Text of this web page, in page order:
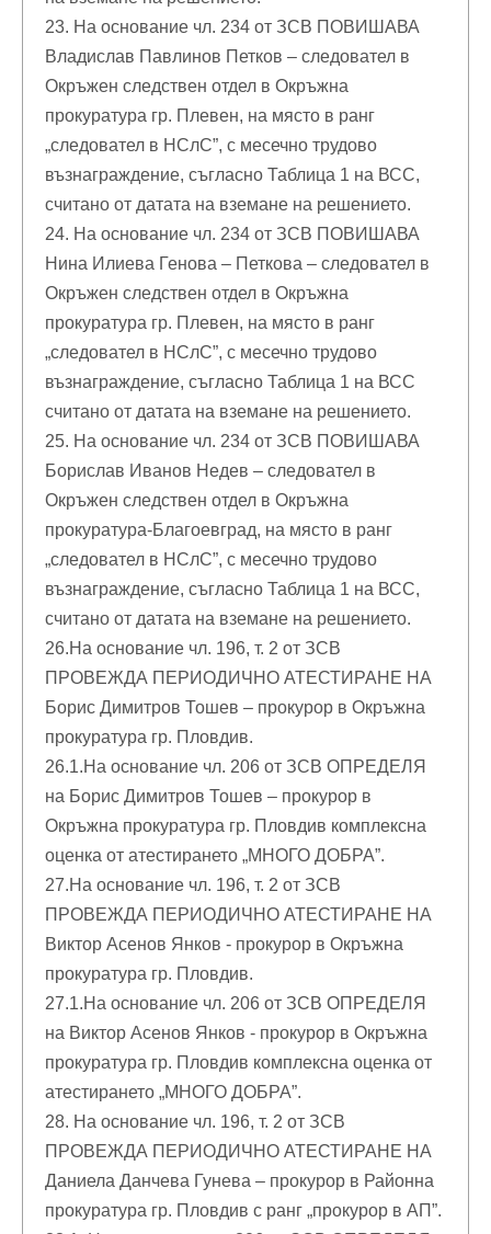
23. На основание чл. 234 от ЗСВ ПОВИШАВА
Владислав Павлинов Петков – следовател в
Окръжен следствен отдел в Окръжна
прокуратура гр. Плевен, на място в ранг
„следовател в НСлС”, с месечно трудово
възнаграждение, съгласно Таблица 1 на ВСС,
считано от датата на вземане на решението.
24. На основание чл. 234 от ЗСВ ПОВИШАВА
Нина Илиева Генова – Петкова – следовател в
Окръжен следствен отдел в Окръжна
прокуратура гр. Плевен, на място в ранг
„следовател в НСлС”, с месечно трудово
възнаграждение, съгласно Таблица 1 на ВСС
считано от датата на вземане на решението.
25. На основание чл. 234 от ЗСВ ПОВИШАВА
Борислав Иванов Недев – следовател в
Окръжен следствен отдел в Окръжна
прокуратура-Благоевград, на място в ранг
„следовател в НСлС”, с месечно трудово
възнаграждение, съгласно Таблица 1 на ВСС,
считано от датата на вземане на решението.
26.На основание чл. 196, т. 2 от ЗСВ
ПРОВЕЖДА ПЕРИОДИЧНО АТЕСТИРАНЕ НА
Борис Димитров Тошев – прокурор в Окръжна
прокуратура гр. Пловдив.
26.1.На основание чл. 206 от ЗСВ ОПРЕДЕЛЯ
на Борис Димитров Тошев – прокурор в
Окръжна прокуратура гр. Пловдив комплексна
оценка от атестирането „МНОГО ДОБРА”.
27.На основание чл. 196, т. 2 от ЗСВ
ПРОВЕЖДА ПЕРИОДИЧНО АТЕСТИРАНЕ НА
Виктор Асенов Янков - прокурор в Окръжна
прокуратура гр. Пловдив.
27.1.На основание чл. 206 от ЗСВ ОПРЕДЕЛЯ
на Виктор Асенов Янков - прокурор в Окръжна
прокуратура гр. Пловдив комплексна оценка от
атестирането „МНОГО ДОБРА”.
28. На основание чл. 196, т. 2 от ЗСВ
ПРОВЕЖДА ПЕРИОДИЧНО АТЕСТИРАНЕ НА
Даниела Данчева Гунева – прокурор в Районна
прокуратура гр. Пловдив с ранг „прокурор в АП”.